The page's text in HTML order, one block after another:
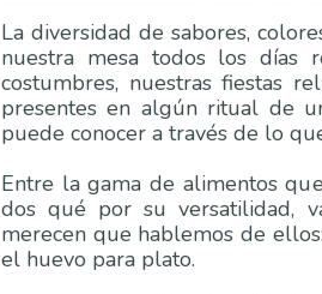
La diversidad de sabores,
nuestra mesa todos los días
costumbres, nuestras fiestas
presentes en algún ritual de
puede conocer a través de lo
Entre la gama de alimentos
dos qué por su versatilidad,
merecen que hablemos de
el huevo para plato.